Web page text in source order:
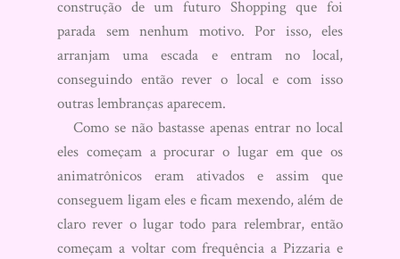
construção de um futuro Shopping que foi
parada sem nenhum motivo. Por isso, eles
arranjam uma escada e entram no local,
conseguindo então rever o local e com isso
outras lembranças aparecem.
Como se não bastasse apenas entrar no local
eles começam a procurar o lugar em que os
animatrônicos eram ativados e assim que
conseguem ligam eles e ficam mexendo, além de
claro rever o lugar todo para relembrar, então
começam a voltar com frequência a Pizzaria e